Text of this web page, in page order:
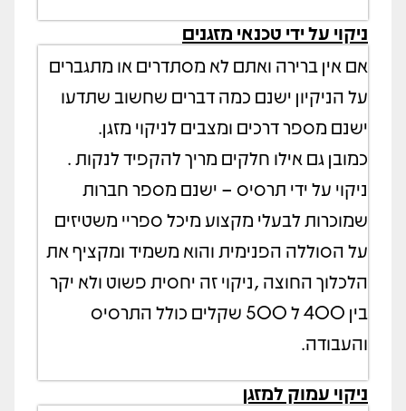
ניקוי על ידי טכנאי מזגנים
אם אין ברירה ואתם לא מסתדרים או מתגברים
על הניקיון ישנם כמה דברים שחשוב שתדעו
ישנם מספר דרכים ומצבים לניקוי מזגן.
כמובן גם אילו חלקים מריך להקפיד לנקות .
ניקוי על ידי תרסיס – ישנם מספר חברות
שמוכרות לבעלי מקצוע מיכל ספריי משטיזים
על הסוללה הפנימית והוא משמיד ומקציף את
הלכלוך החוצה ,ניקוי זה יחסית פשוט ולא יקר
בין 400 ל 500 שקלים כולל התרסיס
והעבודה.
ניקוי עמוק למזגן